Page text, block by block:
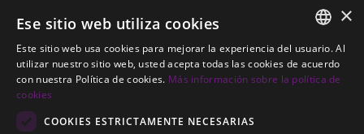
+34 856 091 709
info@noll-sotogrande.com
Contáctanos
Galerias Paniagua Local 43 Avenida de Paniagua, s/n
11310 Sotogrande, Cádiz
ENGLISH
SPANISH
×
Ese sitio web utiliza cookies
Este sitio web usa cookies para mejorar la experiencia del usuario. Al
utilizar nuestro sitio web, usted acepta todas las cookies de acuerdo
con nuestra Política de cookies. Más información sobre la política de
cookies
COOKIES ESTRICTAMENTE NECESARIAS